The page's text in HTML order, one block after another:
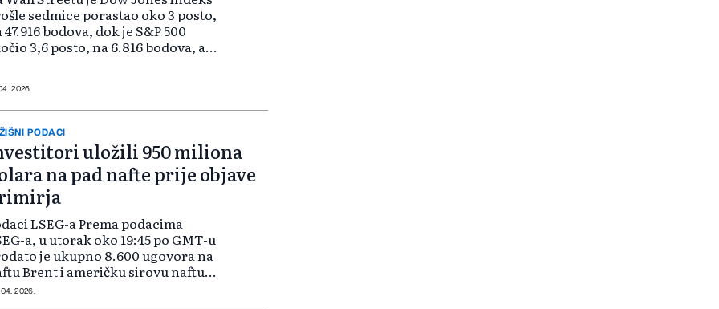
sedmice porastao oko 3 posto,
47.916 bodova, dok je S&P 500
3,6 posto, na 6.816 bodova, a
je investitore...
2026.
PODACI
uložili 950 miliona
na pad nafte prije objave
LSEG-a Prema podacima
a, u utorak oko 19:45 po GMT-u
je ukupno 8.600 ugovora na
Brent i američku sirovu naftu.
je o značajnom potezu na
2026.